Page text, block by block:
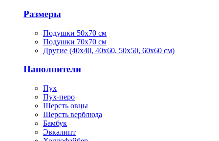
Размеры
Подушки 50х70 см
Подушки 70х70 см
Другие (40х40, 40х60, 50х50, 60х60 см)
Наполнители
Пух
Пух-перо
Шерсть овцы
Шерсть верблюда
Бамбук
Эвкалипт